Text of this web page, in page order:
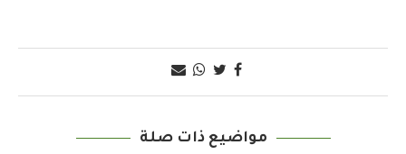
مواضيع ذات صلة